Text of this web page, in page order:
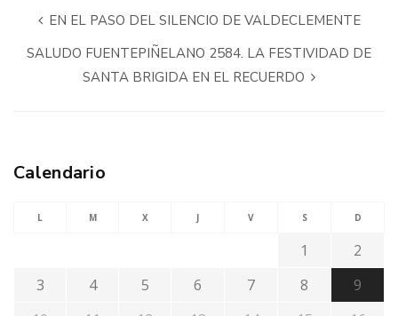
EN EL PASO DEL SILENCIO DE VALDECLEMENTE
SALUDO FUENTEPIÑELANO 2584. LA FESTIVIDAD DE
SANTA BRIGIDA EN EL RECUERDO
Calendario
L M X J V S D
1
2
3
4 5 6 7 8
9